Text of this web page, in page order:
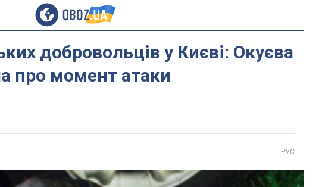
добровольців у Києві: Окуєва
про момент атаки
РУС